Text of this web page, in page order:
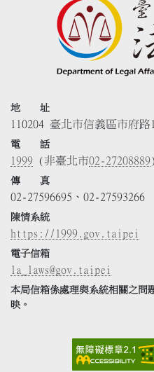
地 址
110204 臺北市信義區市府路
電 話
1999 (非臺北市02-27208889)
傳 真
02-27596695、02-27593266
陳情系統
https://1999.gov.taipei
電子信箱
la_laws@gov.taipei
本局信箱係處理與系統相關之問
映。